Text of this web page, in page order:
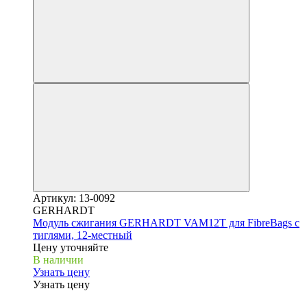
Артикул: 13-0092
GERHARDT
Модуль сжигания GERHARDT VAM12T для FibreBags с
тиглями, 12-местный
Цену уточняйте
В наличии
Узнать цену
Узнать цену